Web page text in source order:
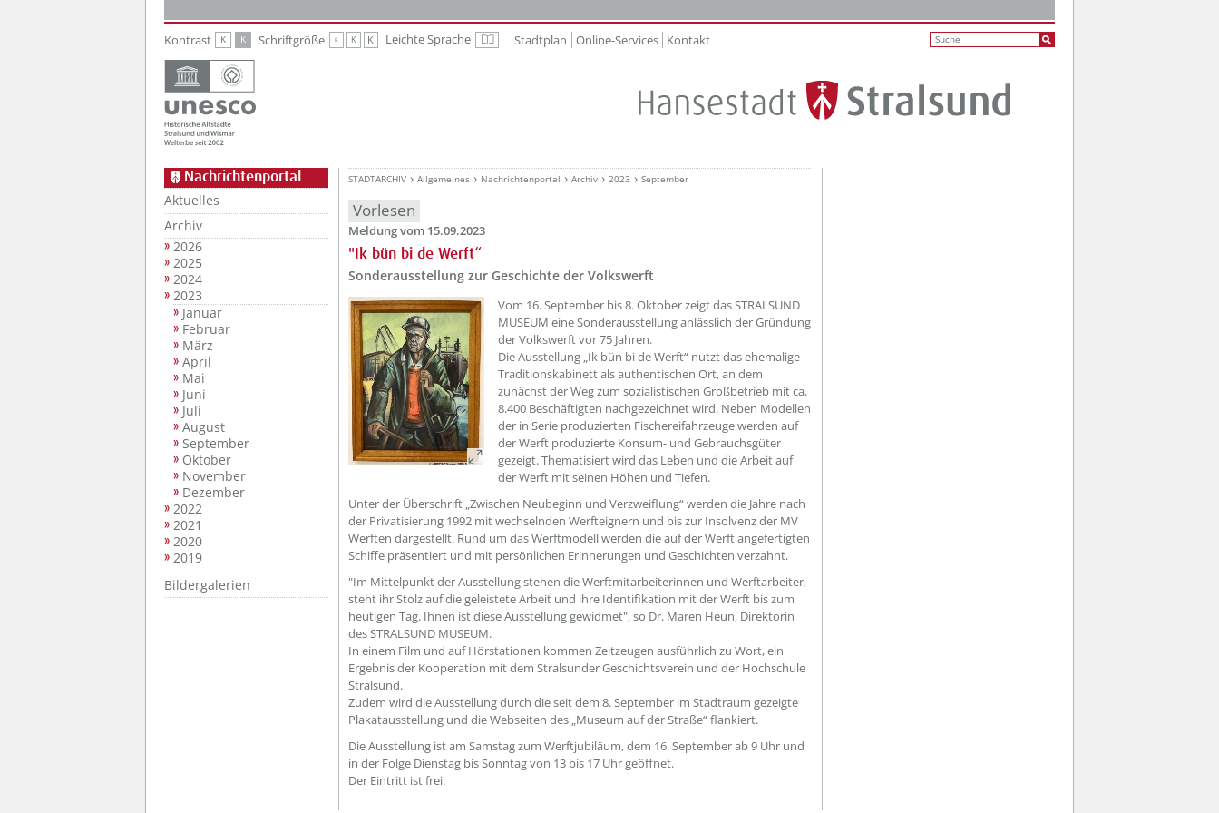
Kontrast K K Schriftgröße K K K Leichte Sprache Leichte Sprache
Stadtplan Online-Services Kontakt
Nachrichtenportal
Aktuelles
Archiv
2026
2025
2024
2023
Januar
Februar
März
April
Mai
Juni
Juli
August
September
Oktober
November
Dezember
2022
2021
2020
2019
Bildergalerien
STADTARCHIV Allgemeines Nachrichtenportal Archiv 2023 September
Vorlesen
Meldung vom 15.09.2023
"Ik bün bi de Werft“
Sonderausstellung zur Geschichte der Volkswerft
??? absaetzeOben[1]/titel ???
Vom 16. September bis 8. Oktober zeigt das STRALSUND
MUSEUM eine Sonderausstellung anlässlich der Gründung
der Volkswerft vor 75 Jahren.
Die Ausstellung „Ik bün bi de Werft“ nutzt das ehemalige
Traditionskabinett als authentischen Ort, an dem
zunächst der Weg zum sozialistischen Großbetrieb mit ca.
8.400 Beschäftigten nachgezeichnet wird. Neben Modellen
der in Serie produzierten Fischereifahrzeuge werden auf
der Werft produzierte Konsum- und Gebrauchsgüter
gezeigt. Thematisiert wird das Leben und die Arbeit auf
der Werft mit seinen Höhen und Tiefen.
Unter der Überschrift „Zwischen Neubeginn und Verzweiflung“ werden die Jahre nach
der Privatisierung 1992 mit wechselnden Werfteignern und bis zur Insolvenz der MV
Werften dargestellt. Rund um das Werftmodell werden die auf der Werft angefertigten
Schiffe präsentiert und mit persönlichen Erinnerungen und Geschichten verzahnt.
"Im Mittelpunkt der Ausstellung stehen die Werftmitarbeiterinnen und Werftarbeiter,
steht ihr Stolz auf die geleistete Arbeit und ihre Identifikation mit der Werft bis zum
heutigen Tag. Ihnen ist diese Ausstellung gewidmet", so Dr. Maren Heun, Direktorin
des STRALSUND MUSEUM.
In einem Film und auf Hörstationen kommen Zeitzeugen ausführlich zu Wort, ein
Ergebnis der Kooperation mit dem Stralsunder Geschichtsverein und der Hochschule
Stralsund.
Zudem wird die Ausstellung durch die seit dem 8. September im Stadtraum gezeigte
Plakatausstellung und die Webseiten des „Museum auf der Straße“ flankiert.
Die Ausstellung ist am Samstag zum Werftjubiläum, dem 16. September ab 9 Uhr und
in der Folge Dienstag bis Sonntag von 13 bis 17 Uhr geöffnet.
Der Eintritt ist frei.